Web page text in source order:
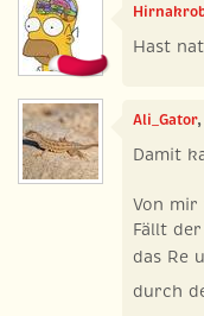
Hast
Ali_Gator
Damit
Von mir
Fällt
das Re
durch